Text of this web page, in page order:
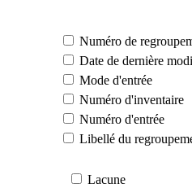
Numéro de
Date de dernière
Mode d'entrée
Numéro d'inventaire
Numéro d'entrée
Libellé du
Lacune